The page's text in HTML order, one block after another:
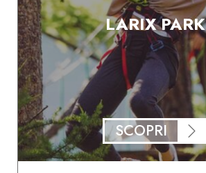
LARIX PARK
SCOPRI